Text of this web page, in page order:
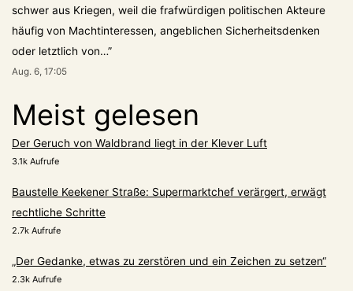
schwer aus Kriegen, weil die frafwürdigen politischen Akteure
häufig von Machtinteressen, angeblichen Sicherheitsdenken
oder letztlich von…”
Aug. 6, 17:05
Meist gelesen
Der Geruch von Waldbrand liegt in der Klever Luft
3.1k Aufrufe
Baustelle Keekener Straße: Supermarktchef verärgert, erwägt
rechtliche Schritte
2.7k Aufrufe
„Der Gedanke, etwas zu zerstören und ein Zeichen zu setzen“
2.3k Aufrufe